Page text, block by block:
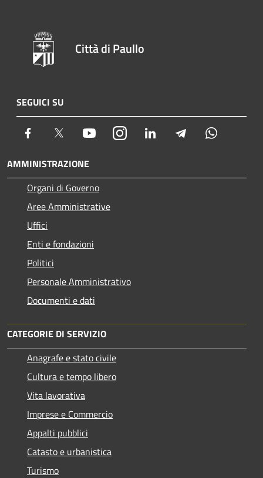
Città di Paullo
SEGUICI SU
Facebook Twitter YoutubeInstagram LinkedIn Telegram
AMMINISTRAZIONE
Organi di Governo
Aree Amministrative
Uffici
Enti e fondazioni
Politici
Personale Amministrativo
Documenti e dati
CATEGORIE DI SERVIZIO
Anagrafe e stato civile
Cultura e tempo libero
Vita lavorativa
Imprese e Commercio
Appalti pubblici
Catasto e urbanistica
Turismo